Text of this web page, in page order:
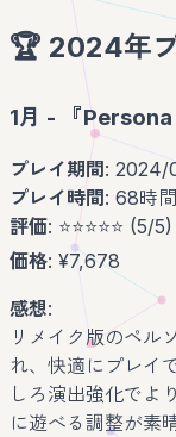
🏆 2024年
1月 - 『
プレイ期間: 2024/
プレイ時間: 68時間
評価: ⭐️⭐️⭐️⭐️⭐️ (5/5)
価格: ¥7,678
感想:
リメイク版のペル
れ、快適にプレイ
しろ演出強化でよ
に遊べる調整が素